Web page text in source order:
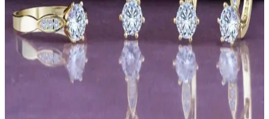
İstiridye İçinde Gerçek İnci Takı Seti Doğal Güzellik
ve Zarif Tasarım
Gerçek tatlı su incisi ve şık tasarımıyla dikkat çeken bu set, anlamlı
hediye ve şıklık arayanlar için ideal. Doğal güzelliği ve özenli
tasarımıyla öne çıkar.
İki Popüler Takı Seti Karşılaştırması: Gümüş
Kaplama ve Gelin Takıları